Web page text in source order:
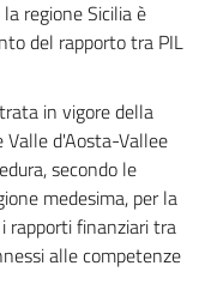
regione Sicilia è
del rapporto tra PIL
in vigore della
Valle d'Aosta-Vallee
secondo le
medesima, per la
rapporti finanziari tra
alle competenze